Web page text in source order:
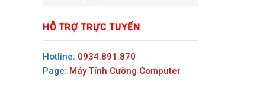
HỖ TRỢ TRỰC TUYẾN
Hotline: 0934.891.870
Page: Máy Tính Cường Computer